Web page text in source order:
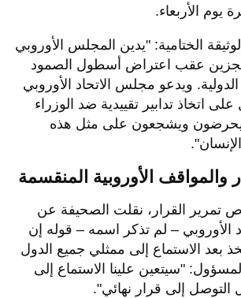
يوم الأربعاء.
الختامية: "يدين المجلس الأوروبي
عقب اعتراض أسطول الصمود
الدولية. ويدعو مجلس الاتحاد الأوروبي
اتخاذ تدابير تقييدية ضد الوزراء
يحرضون ويشجعون على مثل هذه
والمواقف الأوروبية المنقسمة
تمرير القرار، نقلت الصحيفة عن
الأوروبي – لم تذكر اسمه – قوله إن
بعد الاستماع إلى ممثلي جميع الدول
"سيتعين علينا الاستماع إلى
التوصل إلى قرار نهائي".